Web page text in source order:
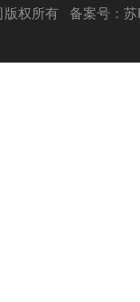
版权所有 备案号：